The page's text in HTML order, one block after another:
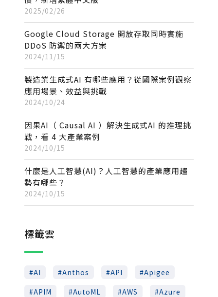
2025/02/26
Google Cloud Storage 開放存取同時實施
DDoS 防禦的兩大方案
2024/11/15
製造業生成式AI 有哪些應用？從國際案例觀察
應用場景、效益與挑戰
2024/10/24
因果AI（ Causal AI ）解決生成式AI 的推理挑
戰，看 4 大產業案例
2024/10/15
什麼是人工智慧(AI)？人工智慧的產業應用趨
勢有哪些？
2024/10/15
標籤雲
AI Anthos API
Apigee
APIM
AutoML AWS
Azure